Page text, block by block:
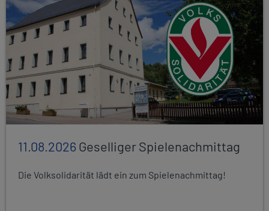
11.08.2026Geselliger Spielenachmittag
Die Volksolidarität lädt ein zum Spielenachmittag!